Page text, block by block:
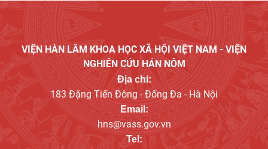
VIỆN HÀN LÂM KHOA HỌC XÃ HỘI VIỆT NAM - VIỆN
NGHIÊN CỨU HÁN NÔM
Địa chỉ:
183 Đặng Tiến Đông - Đống Đa - Hà Nội
Email:
hns@vass.gov.vn
Tel: